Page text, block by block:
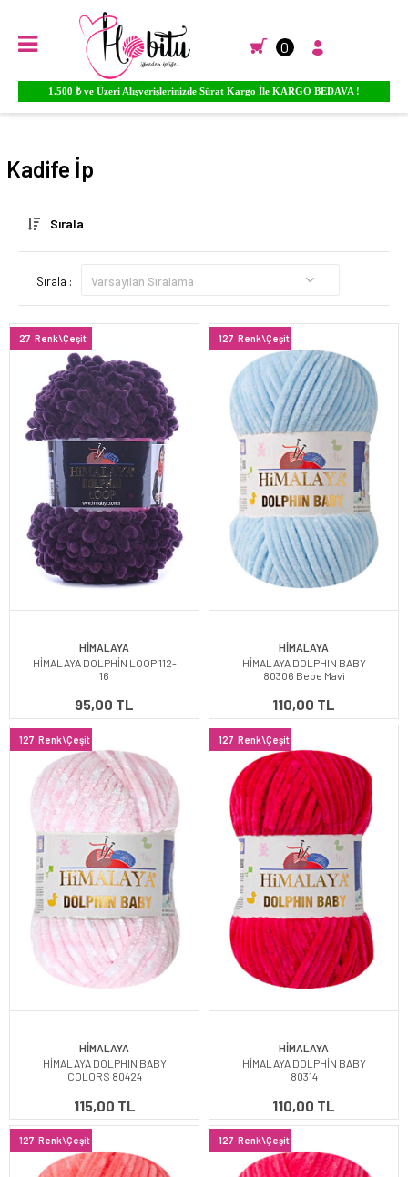
0
Ürünlere YORUM Yapın Para PUAN Kazanmaya Başlayın...
Anasayfa EL ÖRGÜ İPLİKLERİ KADİFE İPLER
Kadife İp
Sırala
Sırala :
27 Renk\Çeşit
HİMALAYA
HİMALAYA DOLPHİN LOOP 112-
16
95,00 TL
127 Renk\Çeşit
HİMALAYA
HİMALAYA DOLPHIN BABY
80306 Bebe Mavi
110,00 TL
127 Renk\Çeşit
HİMALAYA
HİMALAYA DOLPHIN BABY
COLORS 80424
115,00 TL
127 Renk\Çeşit
HİMALAYA
HİMALAYA DOLPHİN BABY
80314
110,00 TL
127 Renk\Çeşit 127 Renk\Çeşit